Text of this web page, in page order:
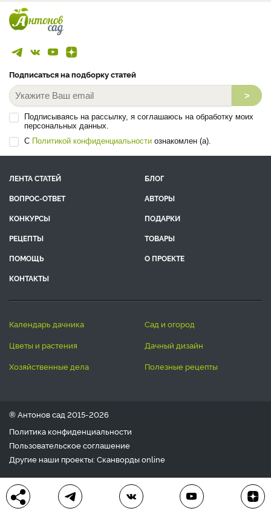
Подписаться на подборку статей
>
Подписываясь на рассылку, я соглашаюсь на обработку моих
персональных данных.
С Политикой конфиденциальности ознакомлен (а).
ЛЕНТА СТАТЕЙ
БЛОГ
ВОПРОС-ОТВЕТ
АВТОРЫ
КОНКУРСЫ
ПОДАРКИ
РЕЦЕПТЫ
ТОВАРЫ
ПОМОЩЬ
О ПРОЕКТЕ
КОНТАКТЫ
календарь дачника
сад и огород
цветы и растения
дачный дизайн
хозяйственные дела
полезные рецепты
® Антонов сад 2015-2026
Политика конфиденциальности
Пользовательское соглашение
Другие наши проекты: Сканвордыonline
Любое использование материала допускается только с
письменного согласия редакции